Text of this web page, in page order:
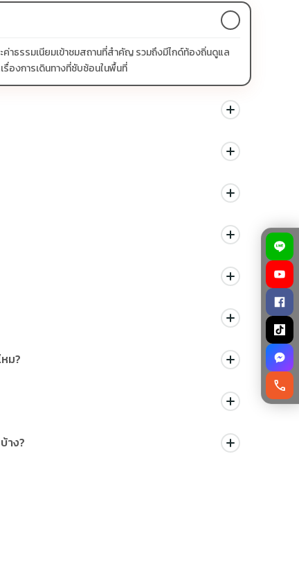
าธรรมเนียมเข้าชมสถานที่สำคัญ รวมถึงมีไกด์ท้องถิ่นดูแล
รื่องการเดินทางที่ซับซ้อนในพื้นที่
คล ชมวิวเทือกเขาหิมาลัย และพักผ่อนริมทะเลสาบ เหมาะ
เมษายน ดอกกุหลาบพันปีบาน เป็นช่วงที่อากาศเย็นสบาย ไม่
ละเลี่ยงแอลกอฮอล์ หากเดินทางไปพื้นที่สูงเกิน 3,000
และ ชามร้องเพลง (Singing Bowl) ซึ่งเป็นงาน
สวะยัมภูนาถ (วัดลิง) เพื่อความเป็นสิริมงคลและการเริ่มต้น
ม?
เวอเรสต์ในตอนเช้า หรือเลือกพักที่เมือง นากาก๊อต
าลจะตอบโจทย์กว่ามาก เพราะมีรถรับส่งส่วนตัวตลอดทริป
าง?
call